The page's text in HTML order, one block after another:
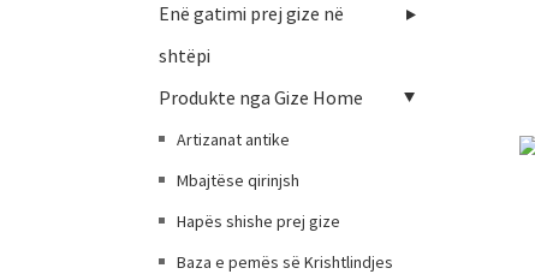
Enë gatimi prej gize në
shtëpi
Produkte nga Gize Home
Artizanat antike
Mbajtëse qirinjsh
Hapës shishe prej gize
Baza e pemës së Krishtlindjes